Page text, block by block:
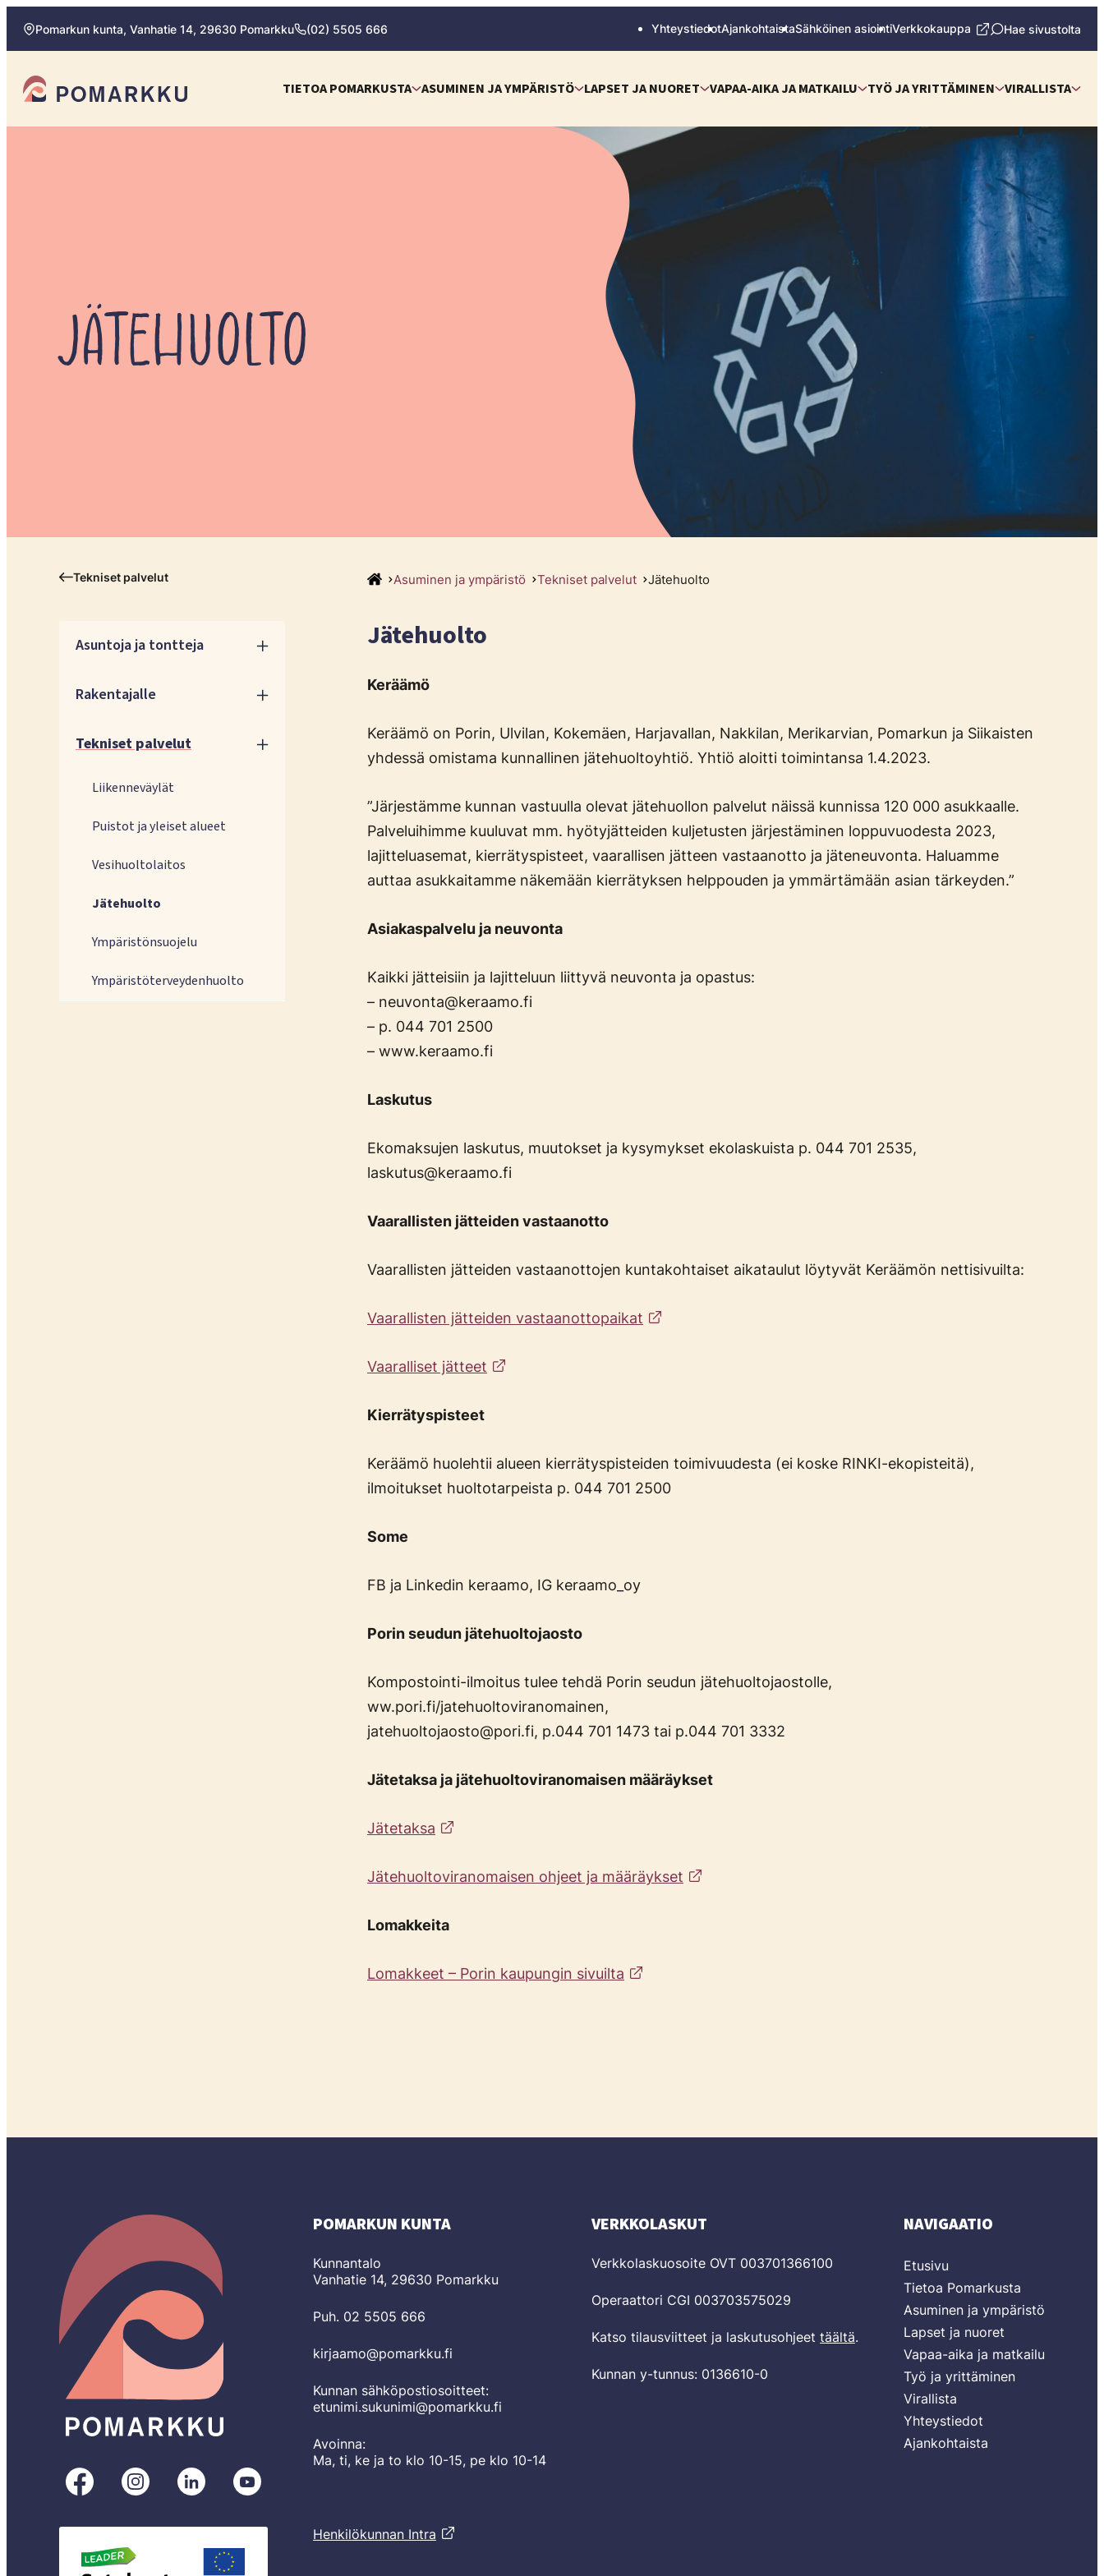
Siirry
suoraan
sisältöön
Pomarkun kunta, Vanhatie 14, 29630 Pomarkku (02) 5505 666 YhteystiedotAjankohtaistaSähköinen asiointiVerkkokauppa Hae sivustolta
Pomarkun kunta
TIETOA POMARKUSTA ASUMINEN JA YMPÄRISTÖ LAPSET JA NUORET VAPAA-AIKA JA MATKAILU TYÖ JA YRITTÄMINEN VIRALLISTA
JÄTEHUOLTO
Tekniset palvelut Asuminen ja ympäristö Tekniset palvelut Jätehuolto
Asuntoja ja tontteja
Rakentajalle
Tekniset palvelut
Liikenneväylät
Puistot ja yleiset alueet
Vesihuoltolaitos
Jätehuolto
Ympäristönsuojelu
Ympäristöterveydenhuolto​
Jätehuolto
Keräämö
Keräämö on Porin, Ulvilan, Kokemäen, Harjavallan, Nakkilan, Merikarvian, Pomarkun ja Siikaisten
yhdessä omistama kunnallinen jätehuoltoyhtiö. Yhtiö aloitti toimintansa 1.4.2023.
”Järjestämme kunnan vastuulla olevat jätehuollon palvelut näissä kunnissa 120 000 asukkaalle.
Palveluihimme kuuluvat mm. hyötyjätteiden kuljetusten järjestäminen loppuvuodesta 2023,
lajitteluasemat, kierrätyspisteet, vaarallisen jätteen vastaanotto ja jäteneuvonta. Haluamme
auttaa asukkaitamme näkemään kierrätyksen helppouden ja ymmärtämään asian tärkeyden.”
Asiakaspalvelu ja neuvonta
Kaikki jätteisiin ja lajitteluun liittyvä neuvonta ja opastus:
– neuvonta@keraamo.fi
– p. 044 701 2500
– www.keraamo.fi
Laskutus
Ekomaksujen laskutus, muutokset ja kysymykset ekolaskuista p. 044 701 2535,
laskutus@keraamo.fi
Vaarallisten jätteiden vastaanotto
Vaarallisten jätteiden vastaanottojen kuntakohtaiset aikataulut löytyvät Keräämön nettisivuilta:
Vaarallisten jätteiden vastaanottopaikat
Vaaralliset jätteet
Kierrätyspisteet
Keräämö huolehtii alueen kierrätyspisteiden toimivuudesta (ei koske RINKI-ekopisteitä),
ilmoitukset huoltotarpeista p. 044 701 2500
Some
FB ja Linkedin keraamo, IG keraamo_oy
Porin seudun jätehuoltojaosto
Kompostointi-ilmoitus tulee tehdä Porin seudun jätehuoltojaostolle,
ww.pori.fi/jatehuoltoviranomainen,
jatehuoltojaosto@pori.fi, p.044 701 1473 tai p.044 701 3332
Jätetaksa ja jätehuoltoviranomaisen määräykset
Jätetaksa
Jätehuoltoviranomaisen ohjeet ja määräykset
Lomakkeita
Lomakkeet – Porin kaupungin sivuilta
Pomarkku
Facebookissa
Pomarkku
Instagramissa
Pomarkku
LinkedInissä
POMARKUN KUNTA
Kunnantalo
Vanhatie 14, 29630 Pomarkku
Puh. 02 5505 666
kirjaamo@pomarkku.fi
Kunnan sähköpostiosoitteet:
etunimi.sukunimi@pomarkku.fi
Avoinna:
Ma, ti, ke ja to klo 10-15, pe klo 10-14
Henkilökunnan Intra
VERKKOLASKUT
Verkkolaskuosoite OVT 003701366100
Operaattori CGI 003703575029
Katso tilausviitteet ja laskutusohjeet täältä.
Kunnan y-tunnus: 0136610-0
NAVIGAATIO
Etusivu
Tietoa Pomarkusta
Asuminen ja ympäristö
Lapset ja nuoret
Vapaa-aika ja matkailu
Työ ja yrittäminen
Virallista
Yhteystiedot
Ajankohtaista